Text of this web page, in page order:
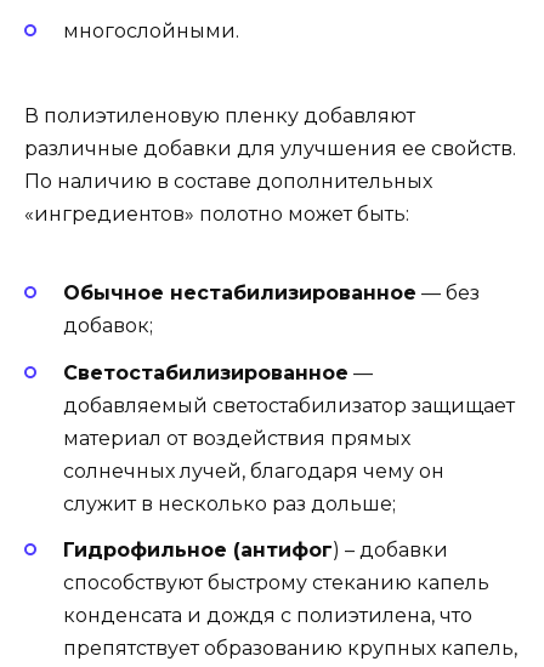
многослойными.
В полиэтиленовую пленку добавляют
различные добавки для улучшения ее свойств.
По наличию в составе дополнительных
«ингредиентов» полотно может быть:
Обычное нестабилизированное — без
добавок;
Светостабилизированное —
добавляемый светостабилизатор защищает
материал от воздействия прямых
солнечных лучей, благодаря чему он
служит в несколько раз дольше;
Гидрофильное (антифог) – добавки
способствуют быстрому стеканию капель
конденсата и дождя с полиэтилена, что
препятствует образованию крупных капель,